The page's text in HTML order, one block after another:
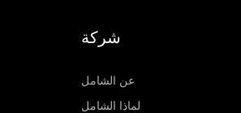
شركة
عن الشامل
لماذا الشامل